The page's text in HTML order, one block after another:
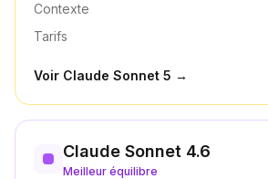
Contexte
Tarifs
Voir Claude Sonnet 5 →
Claude Sonnet 4.6
Meilleur équilibre